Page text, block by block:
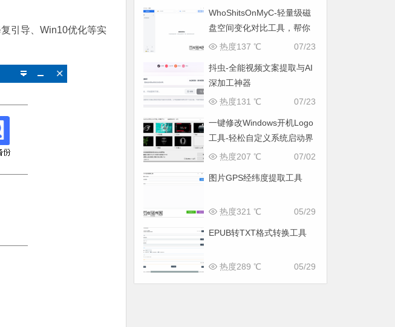
引导、Win10优化等实
WhoShitsOnMyC-轻量级磁
盘空间变化对比工具，帮你
找出“吃掉”空间的罪魁祸首
07/23
热度137 ℃
抖虫-全能视频文案提取与AI
深加工神器
07/23
热度131 ℃
一键修改Windows开机Logo
工具-轻松自定义系统启动界
面
07/02
热度207 ℃
图片GPS经纬度提取工具
05/29
热度321 ℃
EPUB转TXT格式转换工具
05/29
热度289 ℃